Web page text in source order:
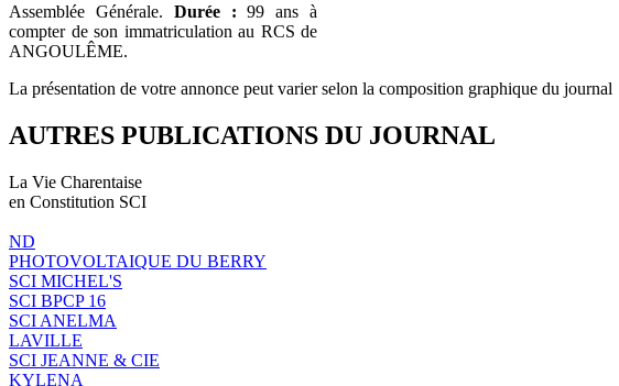
Assemblée Générale. Durée : 99 ans à
compter de son immatriculation au RCS de
ANGOULÊME.
La présentation de votre annonce peut varier selon la composition graphique du journal
AUTRES PUBLICATIONS DU JOURNAL
La Vie Charentaise
en Constitution SCI
ND
PHOTOVOLTAIQUE DU BERRY
SCI MICHEL'S
SCI BPCP 16
SCI ANELMA
LAVILLE
SCI JEANNE & CIE
KYLENA